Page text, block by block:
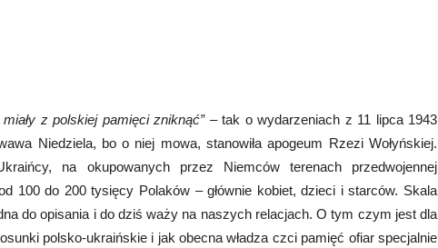
z polskiej pamięci zniknąć”– tak o wydarzeniach z 11 lipca 1943
Niedziela, bo o niej mowa, stanowiła apogeum Rzezi Wołyńskiej.
na okupowanych przez Niemców terenach przedwojennej
100 do 200 tysięcy Polaków – głównie kobiet, dzieci i starców. Skala
do opisania i do dziś waży na naszych relacjach. O tym czym jest dla
polsko-ukraińskie i jak obecna władza czci pamięć ofiar specjalnie